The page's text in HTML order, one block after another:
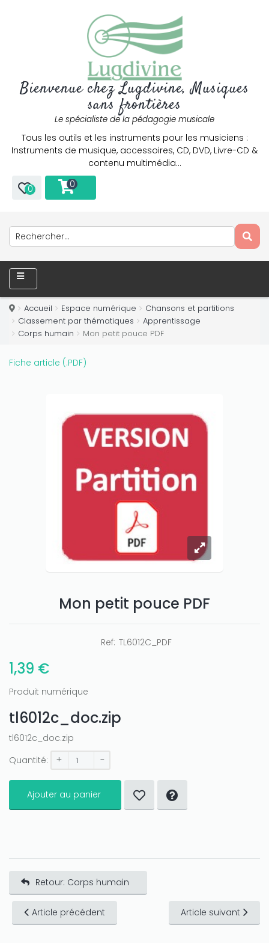
Bienvenue chez Lugdivine, Musiques
sans frontières
Le spécialiste de la pédagogie musicale
Tous les outils et les instruments pour les musiciens :
Instruments de musique, accessoires, CD, DVD, Livre-CD &
contenu multimédia…
0 0
Accueil Espace numérique
Chansons et partitions
Classement par thématiques
Apprentissage
Corps humain
Mon petit pouce PDF
Fiche article (.PDF)
Mon petit pouce PDF
Ref: TL6012C_PDF
1,39 €
Produit numérique
tl6012c_doc.zip
tl6012c_doc.zip
Quantité:
+ -
Ajouter au panier
Retour: Corps humain
Article précédent Article suivant
Only play at
amount on your credits!